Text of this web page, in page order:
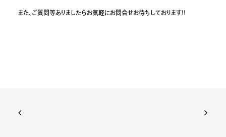
また、ご質問等ありましたらお気軽にお問合せお待ちしております！！